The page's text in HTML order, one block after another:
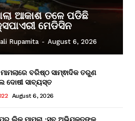
ଆକାଶ ତଳେ ପଡିଛି
ମେଡିସିନ
Rupamita - August 6, 2026
ବରିଷ୍ଠ ସାମ୍ଵାଦିକ ତରୁଣ
ଦୋଷୀ ସାବ୍ୟସ୍ତ
August 6, 2026